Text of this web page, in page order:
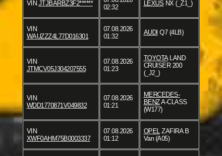
VIN JTJBARBZ3F2******
02:32
LEXUS NX (_Z1_)
VIN
WAUZZZ4L77D016301
07.08.2026
01:32
AUDI Q7 (4LB)
VIN
JTMCV05J304207555
07.08.2026
01:23
TOYOTALAND
CRUISER 200
(_J2_)
VIN
WDD1770871V049832
07.08.2026
01:21
MERCEDES-
BENZA-CLASS
(W177)
VIN
XWF0AHM75B0003337
07.08.2026
01:12
OPELZAFIRA B
Van (A05)